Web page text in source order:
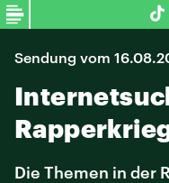
Sendung vom
Die Themen in der